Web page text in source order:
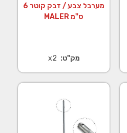
מערבל צבע / דבק קוטר 6
ס"מ MALER
מק"ט: x2